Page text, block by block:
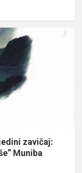
zavičaj:
Muniba